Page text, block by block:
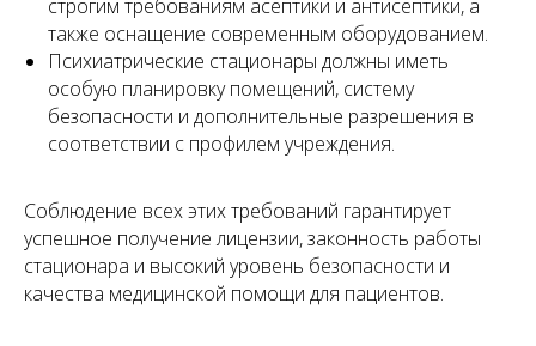
строгим требованиям асептики и антисептики, а
также оснащение современным оборудованием.
Психиатрические стационары должны иметь
особую планировку помещений, систему
безопасности и дополнительные разрешения в
соответствии с профилем учреждения.
Соблюдение всех этих требований гарантирует
успешное получение лицензии, законность работы
стационара и высокий уровень безопасности и
качества медицинской помощи для пациентов.